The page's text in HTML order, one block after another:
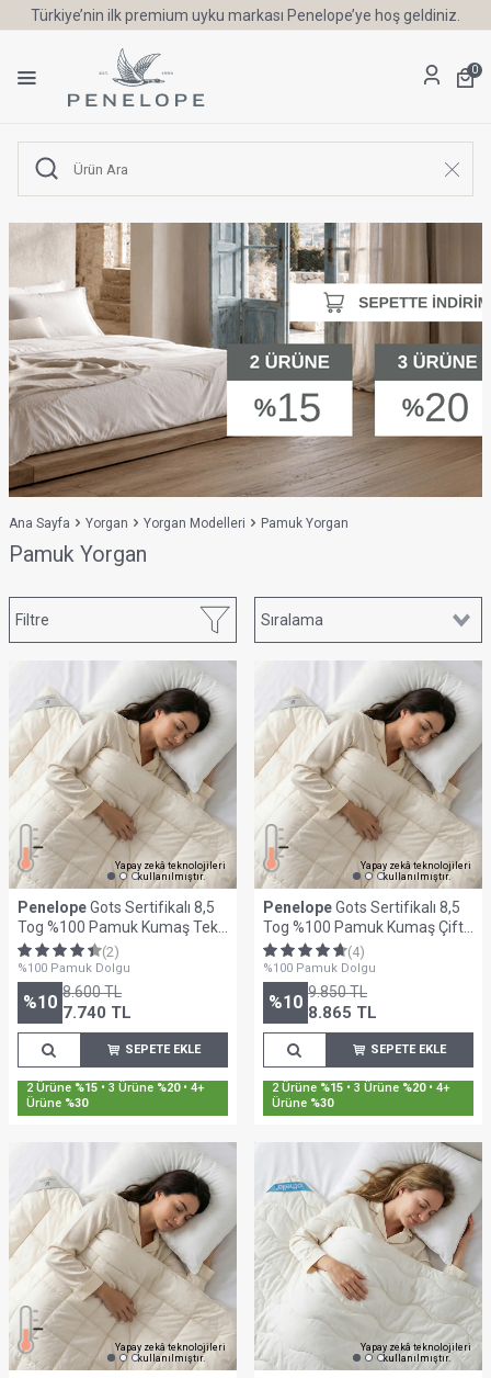
Türkiye’nin ilk premium uyku markası Penelope’ye hoş geldiniz.
0
Ana Sayfa Yorgan Yorgan Modelleri Pamuk Yorgan
Pamuk Yorgan
Filtre
Yapay zekâ teknolojileri
kullanılmıştır.
PenelopeGots Sertifikalı 8,5
Tog %100 Pamuk Kumaş Tek
Kişilik Yorgan - Cotton Live
Serisi
(2)
%100 Pamuk Dolgu
%10 8.600TL
7.740 TL
SEPETE EKLE
2 Ürüne %15 • 3 Ürüne %20• 4+
Ürüne %30
Yapay zekâ teknolojileri
kullanılmıştır.
PenelopeGots Sertifikalı 8,5
Tog %100 Pamuk Kumaş Çift
Kişilk Yorgan - Cotton Live
Serisi
(4)
%100 Pamuk Dolgu
%10 9.850TL
8.865 TL
SEPETE EKLE
2 Ürüne %15 • 3 Ürüne %20• 4+
Ürüne %30
Yapay zekâ teknolojileri
kullanılmıştır.
Yapay zekâ teknolojileri
kullanılmıştır.